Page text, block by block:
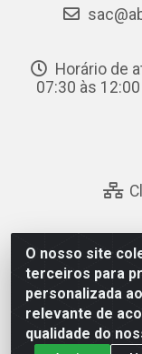
O nosso site
terceiros para
personalizada
relevante de
qualidade do
Horário de
07:30 às
Abreu & Silva -
Olho D'Água